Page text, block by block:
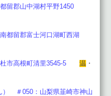
留郡山中湖村平野1450
都留郡富士河口湖町西湖
市高根町清里3545-5
温 ・
） ＃050：山梨県韮崎市神山